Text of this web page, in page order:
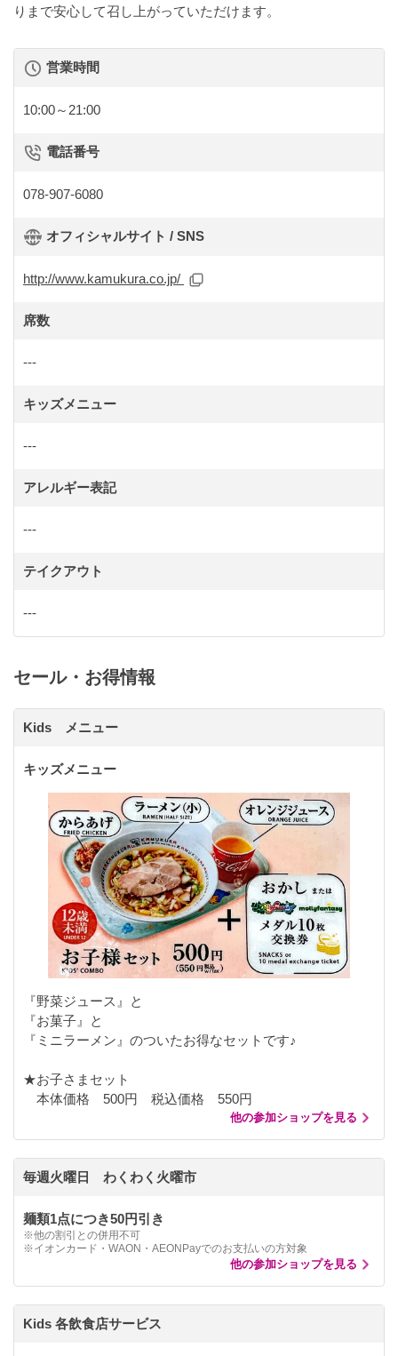
りまで安心して召し上がっていただけます。
営業時間
10:00～21:00
電話番号
078-907-6080
オフィシャルサイト / SNS
http://www.kamukura.co.jp/
席数
---
キッズメニュー
---
アレルギー表記
---
テイクアウト
---
セール・お得情報
Kids メニュー
キッズメニュー
『野菜ジュース』と
『お菓子』と
『ミニラーメン』のついたお得なセットです♪
★お子さまセット
本体価格 500円 税込価格 550円
他の参加ショップを見る
毎週火曜日 わくわく火曜市
麺類1点につき50円引き
※他の割引との併用不可
※イオンカード・WAON・AEONPayでのお支払いの方対象
他の参加ショップを見る
Kids 各飲食店サービス